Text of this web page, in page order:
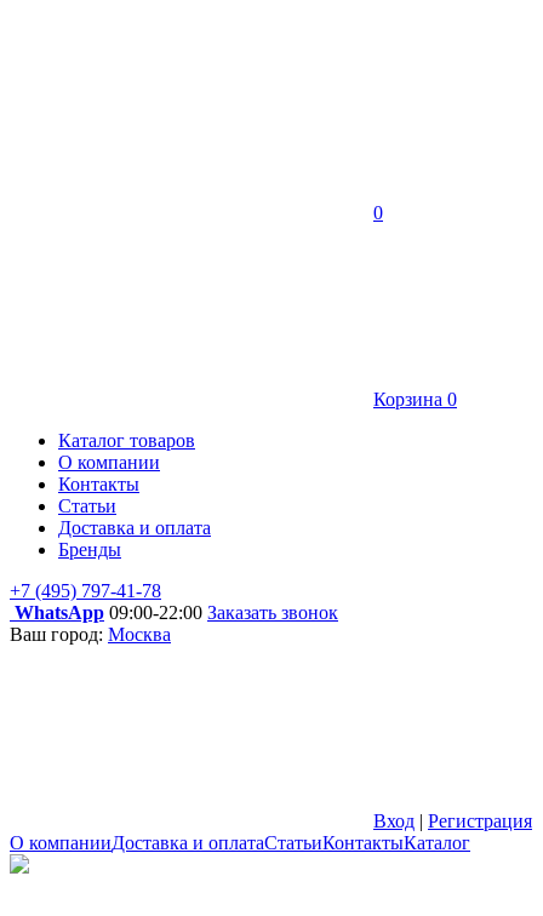
0
Корзина 0
Каталог товаров
О компании
Контакты
Статьи
Доставка и оплата
Бренды
+7 (495) 797-41-78
WhatsApp 09:00-22:00 Заказать звонок
Ваш город: Москва
Вход | Регистрация
О компанииДоставка и оплатаСтатьиКонтактыКаталог